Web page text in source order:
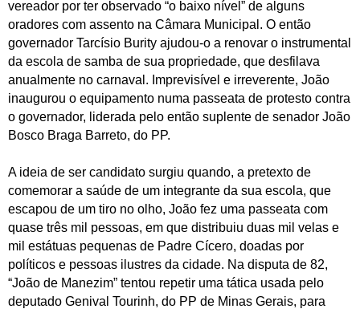
vereador por ter observado “o baixo nível” de alguns
oradores com assento na Câmara Municipal. O então
governador Tarcísio Burity ajudou-o a renovar o instrumental
da escola de samba de sua propriedade, que desfilava
anualmente no carnaval. Imprevisível e irreverente, João
inaugurou o equipamento numa passeata de protesto contra
o governador, liderada pelo então suplente de senador João
Bosco Braga Barreto, do PP.
A ideia de ser candidato surgiu quando, a pretexto de
comemorar a saúde de um integrante da sua escola, que
escapou de um tiro no olho, João fez uma passeata com
quase três mil pessoas, em que distribuiu duas mil velas e
mil estátuas pequenas de Padre Cícero, doadas por
políticos e pessoas ilustres da cidade. Na disputa de 82,
“João de Manezim” tentou repetir uma tática usada pelo
deputado Genival Tourinh, do PP de Minas Gerais, para